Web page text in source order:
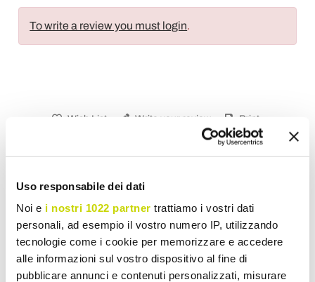
Uso responsabile dei dati
Noi e i nostri 1022 partner trattiamo i vostri dati
personali, ad esempio il vostro numero IP, utilizzando
tecnologie come i cookie per memorizzare e accedere
alle informazioni sul vostro dispositivo al fine di
pubblicare annunci e contenuti personalizzati, misurare
To write a review you must login.
Wish List Write your review Print
Vintage Kitchen Stools